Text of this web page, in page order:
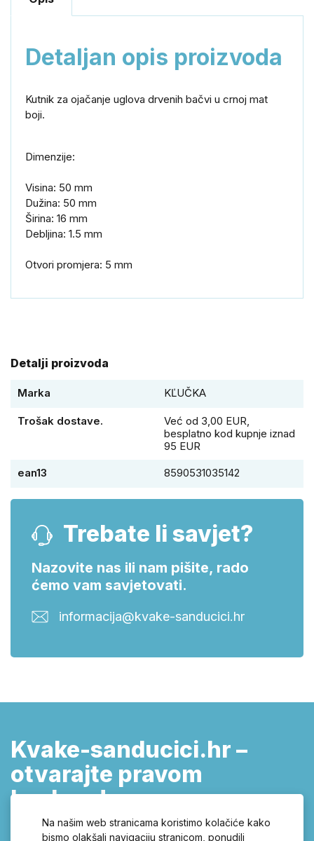
Detaljan opis proizvoda
Kutnik za ojačanje uglova drvenih bačvi u crnoj mat
boji.
Dimenzije:
Visina: 50 mm
Dužina: 50 mm
Širina: 16 mm
Debljina: 1.5 mm
Otvori promjera: 5 mm
Detalji proizvoda
Marka KĽUČKA
Trošak dostave.
Već od 3,00 EUR,
besplatno kod kupnje iznad
95 EUR
ean13
8590531035142
Trebate li savjet?
Nazovite nas ili nam pišite, rado
ćemo vam savjetovati.
informacija@kvake-sanducici.hr
Kvake-sanducici.hr –
otvarajte pravom
kvakom!
kvake za vrata, poštanski sandučići,
Na našim web stranicama koristimo kolačiće kako
bismo olakšali navigaciju stranicom, ponudili